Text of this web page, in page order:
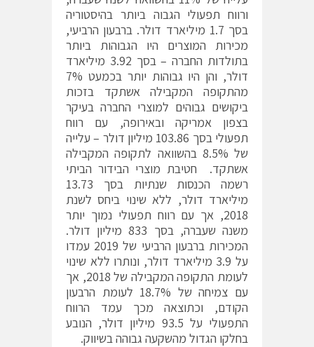
ורווח תפעולי הגבוה ביותר בהיסטוריה
בסך 1.7 מיליארד דולר. ברבעון הרביעי,
מכירות המוצרים היו הגבוהות ביותר
בתולדות החברה – בסך 3.92 מיליארד
דולר, והן היו גבוהות יותר בכמעט 7%
מהתקופה המקבילה אשתקד בזכות
ביקושים גבוהים למוצרי החברה בעיקר
בצפון אמריקה ובאירופה, עם רווח
תפעולי בסך 103.86 מיליון דולר – עלייה
של 8.5% בהשוואה לתקופה המקבילה
אשתקד. חטיבת מוצרי הבידור הביתי
רשמה הכנסות שנתיות בסך 13.73
מיליארד דולר, ללא שינוי ביחס לשנת
2018, אך עם רווח תפעולי נמוך יותר
משנה שעברה, בסך 833 מיליון דולר.
המכירות ברבעון הרביעי של 2019 עמדו
על 3.9 מיליארד דולר, ונותרו ללא שינוי
לעומת התקופה המקבילה של 2018, אך
עם צמיחה של 18.7% לעומת הרבעון
הקודם, וכתוצאה מכך עמד הרווח
התפעולי על 93.5 מיליון דולר, הנובע
בחלקו הגדול מהשקעה גבוהה בשיווק.